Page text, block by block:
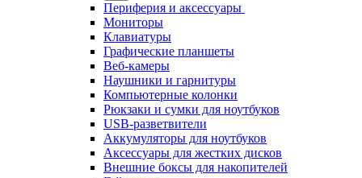
Периферия и аксессуары
Мониторы
Клавиатуры
Графические планшеты
Веб-камеры
Наушники и гарнитуры
Компьютерные колонки
Рюкзаки и сумки для ноутбуков
USB-разветвители
Аккумуляторы для ноутбуков
Аксессуары для жестких дисков
Внешние боксы для накопителей